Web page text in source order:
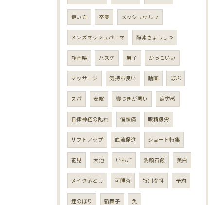
使い方 卒業 メッシュウルフ
メンズマッシュパーマ 酵素きょうしつ
静岡県 バスケ 男子 かっこいい
マッサージ 気持ち良い 動画 ぼぶ
スパ 安眠 寝つきが悪い 疲労感
自律神経の乱れ 偏頭痛 眼精疲労
リフトアップ 血流促進 ショート特集
花見 大池 いちご 洗顔石鹸 美白
メイク落とし 可睡斎 特別参拝 予約
鯉のぼり 新舞子 魚